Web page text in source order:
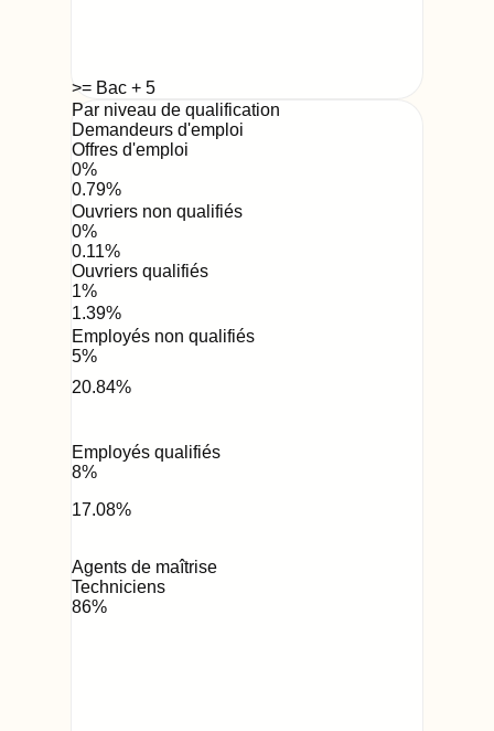
>= Bac + 5
Par niveau de qualification
Demandeurs d'emploi
Offres d'emploi
0%
0.79%
Ouvriers non qualifiés
0%
0.11%
Ouvriers qualifiés
1%
1.39%
Employés non qualifiés
5%
20.84%
Employés qualifiés
8%
17.08%
Agents de maîtrise
Techniciens
86%